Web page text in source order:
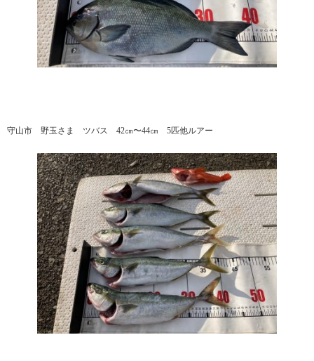
守山市 野玉さま ツバス 42㎝〜44㎝ 5匹他ルアー